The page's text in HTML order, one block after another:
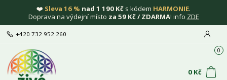
❤️ Sleva 16 % nad 1 190 Kč s kódem HARMONIE.
Doprava na výdejní místo za 59 Kč / ZDARMA! info ZDE
+420 732 952 260
0
0 Kč